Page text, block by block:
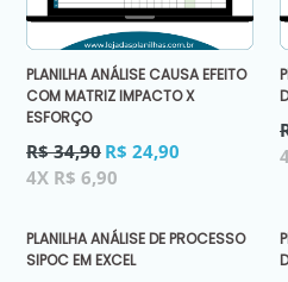
PLANILHA ANÁLISE CAUSA EFEITO
COM MATRIZ IMPACTO X
ESFORÇO
Preço
normal
R$ 34,90 R$ 24,90
4X R$ 6,90
PLANILHA ANÁLISE DE PROCESSO
SIPOC EM EXCEL